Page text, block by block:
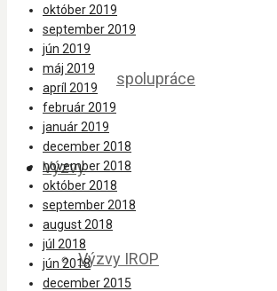
spolupráce
Výzvy
Výzvy IROP
október 2019
september 2019
jún 2019
máj 2019
apríl 2019
február 2019
január 2019
december 2018
november 2018
október 2018
september 2018
august 2018
júl 2018
jún 2018
december 2015